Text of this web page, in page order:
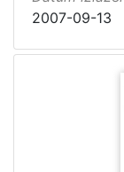
2007-09-13